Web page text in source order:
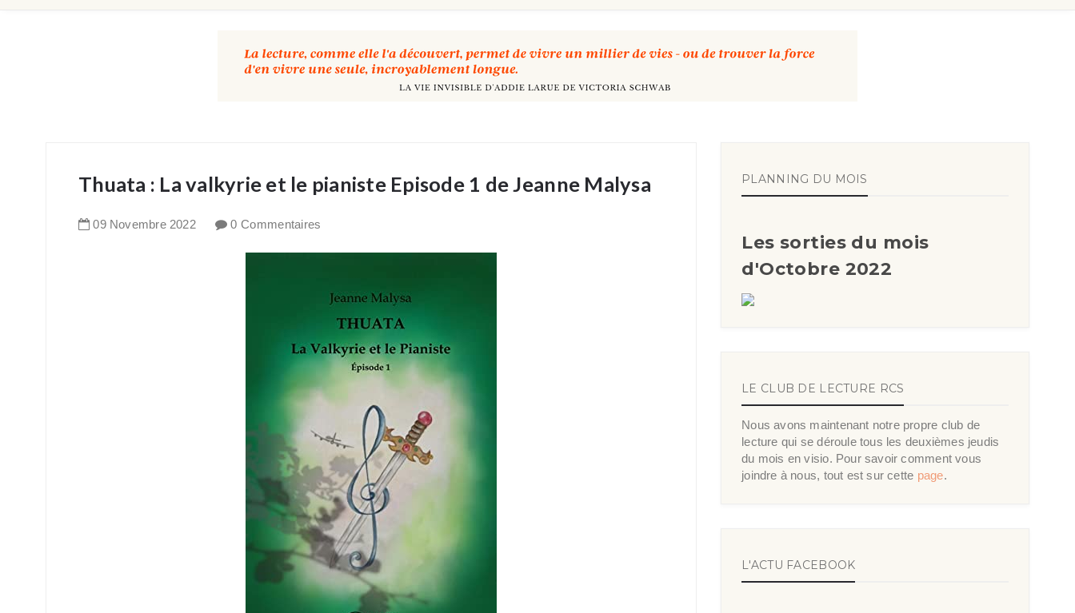
Thuata : La valkyrie et le pianiste Episode 1 de Jeanne Malysa
09 Novembre 2022 0 Commentaires
PLANNING DU MOIS
Les sorties du mois
d'Octobre 2022
LE CLUB DE LECTURE RCS
Nous avons maintenant notre propre club de
lecture qui se déroule tous les deuxièmes jeudis
du mois en visio. Pour savoir comment vous
joindre à nous, tout est sur cette page.
L'ACTU FACEBOOK